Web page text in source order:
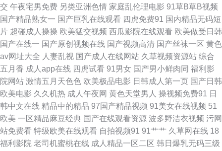
国产人妖性爱在线观看 三级免费大黄 影音先锋日韩av 91视频 91韩国黄色网
页 一区二卡三卡中日 玖玖资源中文字 日韩综合欧美 69性爱小视频 91人人爽
国产精品精品自在线拍 欧美日韩干逼网站 香蕉视频很黄 91黑料网站入口 国
产久久www 欧美亚性交 国产天堂网 欧美精品久久www 91c在线观看 91专区
探花 狠狠操狠狠撸 人妻精品免费 亚洲日韩天美 91视频在线观看国产 国产男
女精品 男女喷水网站 四虎肏屄 91美女内射网站 福利av电影网 男人av网站
交 午夜宅男免费 另类亚洲色情 家庭乱伦理电影 91草B草B视频
国产精品熟女一 国产巨乳在线观看 四虎免费91 国内精品无码短
片 超碰成人操操 欧美猛交视频 西瓜影院在线观看 欧美做受日韩
国产在线一 国产原创视频在线 国产视频高清 国产丝袜一区 黄色
av网址大全 人妻乱视 国产成人在线网站 久草视频资源站 综合
五月香 成人app在线 四虎试看 91男女 国产男小鲜肉同 福利影
院网站 激情五月天色色 欧美极品电影 日韩成人第一页 国产日韩
欧美电影 久久机热 成人午夜网 黄色天堂男人 操视频免费91 日
韩中文在线 精品中的精品 97国产精品视频 91美女在线视频 51
欧美 一区精品麻豆经典 国产在线观看资源 波多野洁衣视频 污网
站免费看 特级欧美在线观看 自拍视频91 91艹艹 久草网在线 18
福利影院 老司机蜜桃在线 成人精品一区二区 韩日爆乳无码三级